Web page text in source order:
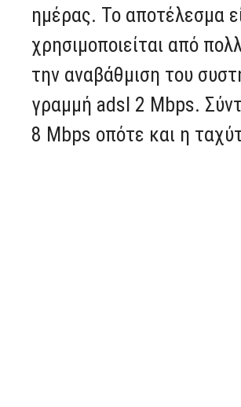
ημέρας. Το αποτέλεσμα
χρησιμοποιείται από
την αναβάθμιση του
γραμμή adsl 2 Mbps.
8 Mbps οπότε και η